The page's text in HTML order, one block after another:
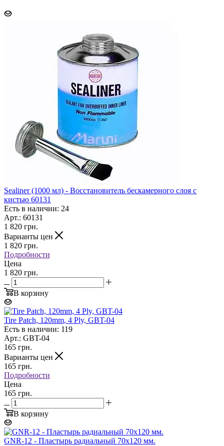
Sealiner (1000 мл) - Восстановитель бескамерного слоя с
кистью 60131
Есть в наличии: 24
Арт.: 60131
1 820 грн.
Варианты цен
1 820 грн.
Подробности
Цена
1 820 грн.
В корзину
Tire Patch, 120mm, 4 Ply, GBT-04
Есть в наличии: 119
Арт.: GBT-04
165 грн.
Варианты цен
165 грн.
Подробности
Цена
165 грн.
В корзину
GNR-12 - Пластырь радиальный 70х120 мм.